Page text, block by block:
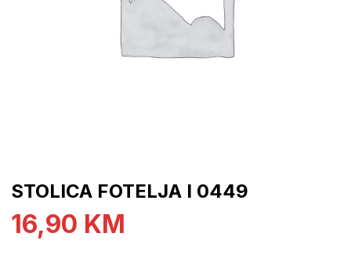
STOLICA FOTELJA I 0449
16,90 KM